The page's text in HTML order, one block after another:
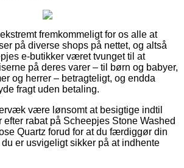
fremkommeligt for os alle at
på diverse shops på nettet, og altså
e-butikker været tvunget til at
på deres varer – til børn og babyer,
og herrer – betragteligt, og endda
fragt uden betaling.
være lønsomt at besigtige indtil
rabat på Scheepjes Stone Washed
Quartz forud for at du færdiggør din
er usvigeligt sikker på at indhente